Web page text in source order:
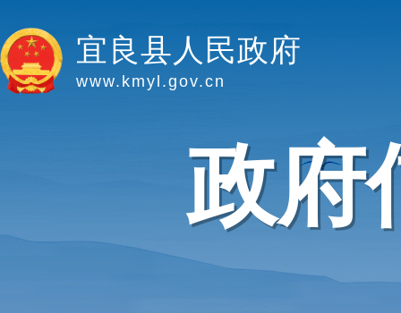
宜良县人民政府
www.kmyl.gov.cn
政府